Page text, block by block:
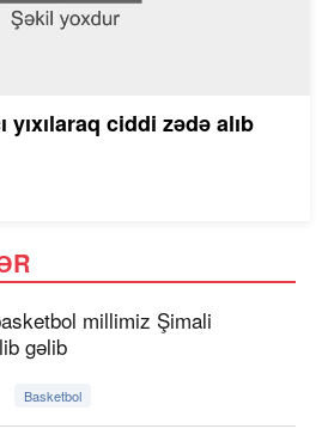
yıxılaraq ciddi zədə alıb
millimiz Şimali
gəlib
Basketbol